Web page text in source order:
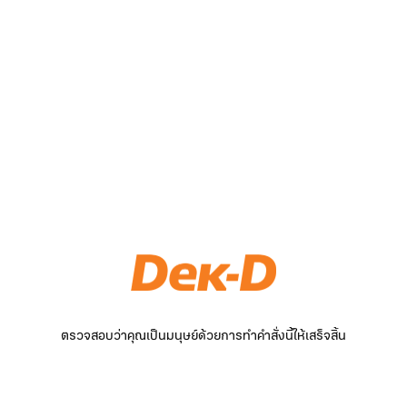
ตรวจสอบว่าคุณเป็นมนุษย์ด้วยการทำคำสั่งนี้ให้เสร็จสิ้น